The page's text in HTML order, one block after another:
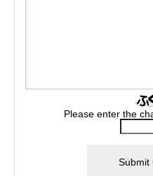
Please enter the